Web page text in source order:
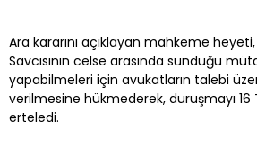
Ara kararını açıklayan mahkeme
Savcısının celse arasında sunduğu
yapabilmeleri için avukatların talebi
verilmesine hükmederek, duruşmayı
erteledi.